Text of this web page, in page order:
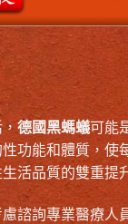
德國黑螞蟻可能
功能和體質，
活品質的雙重提
諮詢專業醫療人